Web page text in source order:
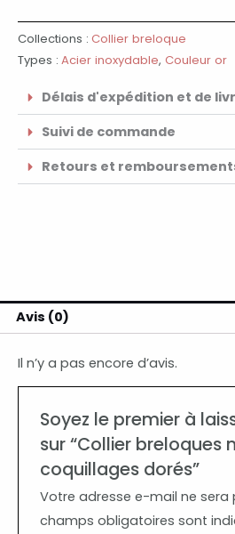
Collections : Collier breloque
Types : Acier inoxydable, Couleur or
Délais d'expédition et de
Suivi de commande
Retours et
Avis (0)
Il n’y a pas encore d’avis.
Soyez le premier à
sur “Collier breloques
coquillages dorés”
Votre adresse e-mail ne sera
champs obligatoires sont